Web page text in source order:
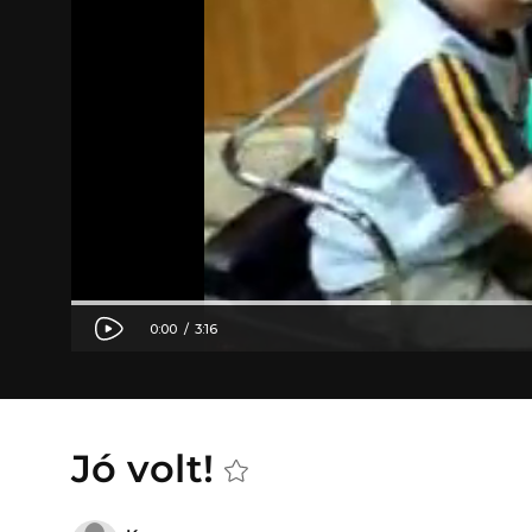
Jó volt!